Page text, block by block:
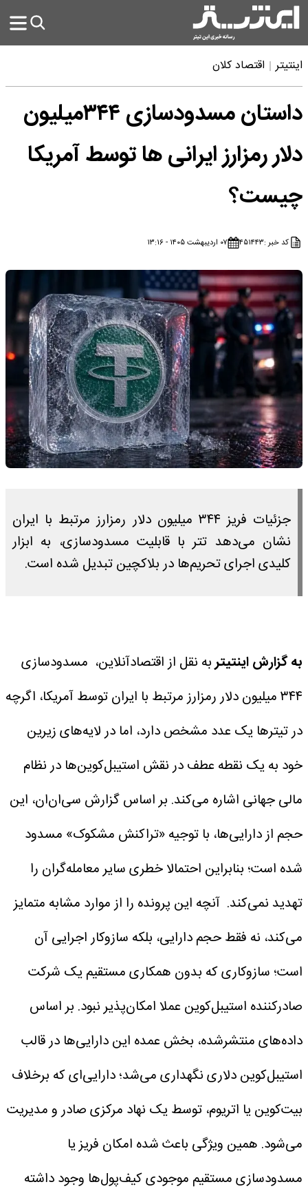
اینتیتر اقتصاد کلان
داستان مسدودسازی ۳۴۴میلیون
دلار رمزارز ایرانی ها توسط آمریکا
چیست؟
کد خبر :۴۵۱۴۴۳ ۰۷ اردیبهشت ۱۴۰۵ - ۱۳:۱۶
جزئیات فریز ۳۴۴ میلیون دلار رمزارز مرتبط با ایران
نشان می‌دهد تتر با قابلیت مسدودسازی، به ابزار
کلیدی اجرای تحریم‌ها در بلاکچین تبدیل شده است.
به گزارش اینتیتربه نقل از اقتصادآنلاین، مسدودسازی
۳۴۴ میلیون دلار رمزارز مرتبط با ایران توسط آمریکا، اگرچه
در تیترها یک عدد مشخص دارد، اما در لایه‌های زیرین
خود به یک نقطه عطف در نقش استیبل‌کوین‌ها در نظام
مالی جهانی اشاره می‌کند. بر اساس گزارش سی‌ان‌ان، این
حجم از دارایی‌ها، با توجیه «تراکنش مشکوک» مسدود
شده است؛ بنابراین احتمالا خطری سایر معامله‌گران را
تهدید نمی‌کند. آنچه این پرونده را از موارد مشابه متمایز
می‌کند، نه فقط حجم دارایی، بلکه سازوکار اجرایی آن
است؛ سازوکاری که بدون همکاری مستقیم یک شرکت
صادرکننده استیبل‌کوین عملا امکان‌پذیر نبود. بر اساس
داده‌های منتشرشده، بخش عمده این دارایی‌ها در قالب
استیبل‌کوین دلاری نگهداری می‌شد؛ دارایی‌ای که برخلاف
بیت‌کوین یا اتریوم، توسط یک نهاد مرکزی صادر و مدیریت
می‌شود. همین ویژگی باعث شده امکان فریز یا
مسدودسازی مستقیم موجودی کیف‌پول‌ها وجود داشته